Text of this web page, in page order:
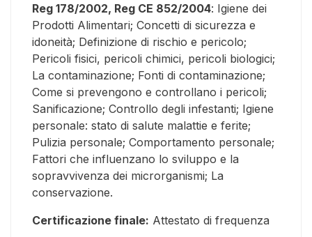
Reg 178/2002, Reg CE 852/2004: Igiene dei
Prodotti Alimentari; Concetti di sicurezza e
idoneità; Definizione di rischio e pericolo;
Pericoli fisici, pericoli chimici, pericoli biologici;
La contaminazione; Fonti di contaminazione;
Come si prevengono e controllano i pericoli;
Sanificazione; Controllo degli infestanti; Igiene
personale: stato di salute malattie e ferite;
Pulizia personale; Comportamento personale;
Fattori che influenzano lo sviluppo e la
sopravvivenza dei microrganismi; La
conservazione.
Certificazione finale: Attestato di frequenza